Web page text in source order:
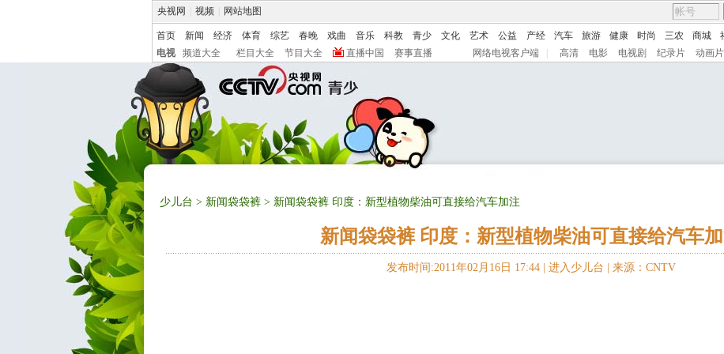
央视网 视频 网站地图
首页 新闻 经济 体育 综艺 春晚 戏曲 音乐 科教 青少 文化 艺术 公益 产经 汽车 旅游 健康 时尚 三农 商城
电视
频道大全 栏目大全 节目大全 直播中国 赛事直播 网络电视客户端 高清 电影 电视剧 纪录片 动画片
少儿台 > 新闻袋袋裤 > 新闻袋袋裤 印度：新型植物柴油可直接给汽车加注
新闻袋袋裤 印度：新型植物柴油可直接给汽车
发布时间:2011年02月16日 17:44 | 进入少儿台 来源：CNTV